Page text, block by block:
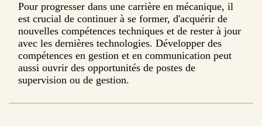
Pour progresser dans une carrière en mécanique, il
est crucial de continuer à se former, d'acquérir de
nouvelles compétences techniques et de rester à jour
avec les dernières technologies. Développer des
compétences en gestion et en communication peut
aussi ouvrir des opportunités de postes de
supervision ou de gestion.